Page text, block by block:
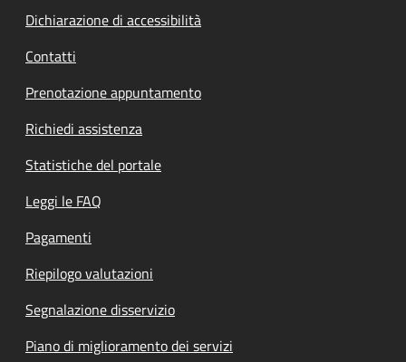
Dichiarazione di accessibilità
Contatti
Prenotazione appuntamento
Richiedi assistenza
Statistiche del portale
Leggi le FAQ
Pagamenti
Riepilogo valutazioni
Segnalazione disservizio
Piano di miglioramento dei servizi